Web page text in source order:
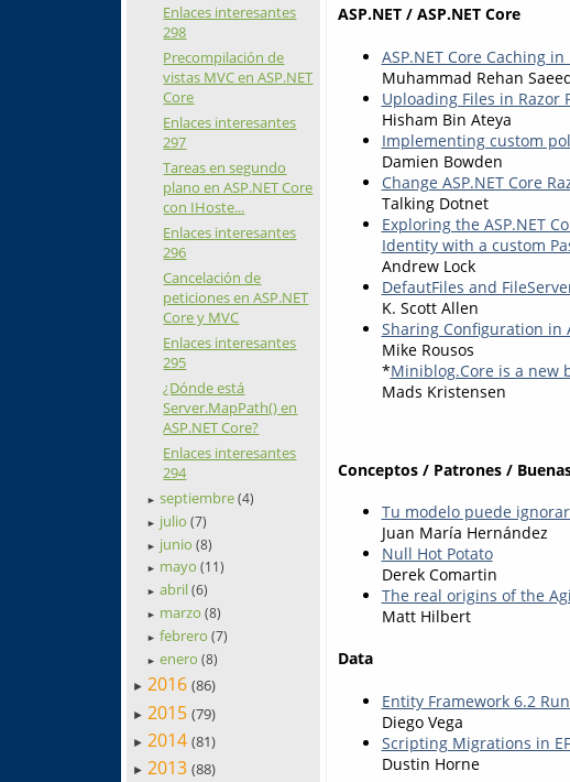
Enlaces interesantes
298
Precompilación de
vistas MVC en ASP.NET
Core
Enlaces interesantes
297
Tareas en segundo
plano en ASP.NET Core
con IHoste...
Enlaces interesantes
296
Cancelación de
peticiones en ASP.NET
Core y MVC
Enlaces interesantes
295
¿Dónde está
Server.MapPath() en
ASP.NET Core?
Enlaces interesantes
294
► septiembre(4)
► julio(7)
► junio(8)
► mayo(11)
► abril(6)
► marzo(8)
► febrero(7)
► enero(8)
► 2016 (86)
► 2015 (79)
► 2014 (81)
► 2013 (88)
ASP.NET / ASP.NET Core
ASP.NET Core Caching in
Muhammad Rehan
Uploading Files in Razor
Hisham Bin Ateya
Implementing custom
Damien Bowden
Change ASP.NET Core
Talking Dotnet
Exploring the ASP.NET
Identity with a custom
Andrew Lock
DefautFiles and
K. Scott Allen
Sharing Configuration in
Mike Rousos
*Miniblog.Core is a new
Mads Kristensen
Conceptos / Patrones /
Tu modelo puede
Juan María Hernández
Null Hot Potato
Derek Comartin
The real origins of the
Matt Hilbert
Data
Entity Framework 6.2
Diego Vega
Scripting Migrations in
Dustin Horne